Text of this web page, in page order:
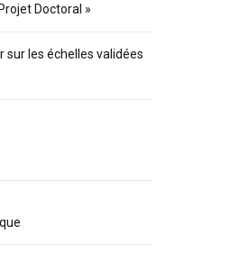
Doctoral »
sur les échelles validées